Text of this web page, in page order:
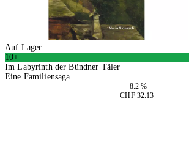
Auf Lager:
10+
Im Labyrinth der Bündner Täler
Eine Familiensaga
-8.2 %
CHF 32.13